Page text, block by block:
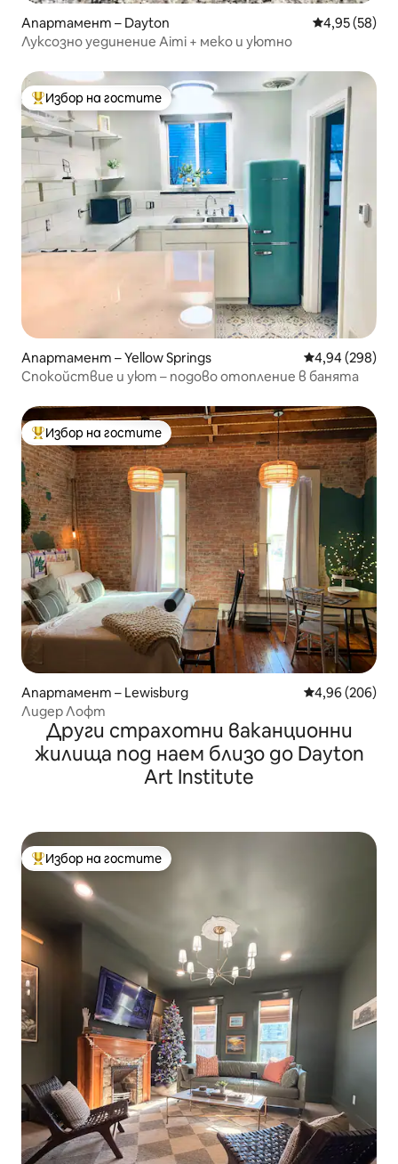
Апартамент – Dayton Средна
4,95 (58)
Луксозно уединение Aimi + меко и уютно
Най-популярен избор на гостите
Избор на гостите
Апартамент – Yellow Springs Средна
4,94 (298)
Спокойствие и уют – подово отопление в банята
Най-популярен избор на гостите
Избор на гостите
Апартамент – Lewisburg Средна
4,96 (206)
Лидер Лофт
Други страхотни ваканционни
жилища под наем близо до Dayton
Art Institute
Най-популярен избор на гостите
Избор на гостите